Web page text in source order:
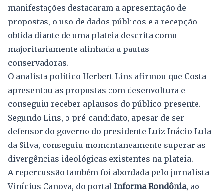
manifestações destacaram a apresentação de
propostas, o uso de dados públicos e a recepção
obtida diante de uma plateia descrita como
majoritariamente alinhada a pautas
conservadoras.
O analista político Herbert Lins afirmou que Costa
apresentou as propostas com desenvoltura e
conseguiu receber aplausos do público presente.
Segundo Lins, o pré-candidato, apesar de ser
defensor do governo do presidente Luiz Inácio Lula
da Silva, conseguiu momentaneamente superar as
divergências ideológicas existentes na plateia.
A repercussão também foi abordada pelo jornalista
Vinícius Canova, do portal Informa Rondônia, ao